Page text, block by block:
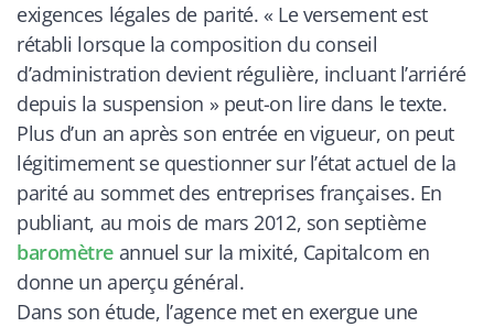
exigences légales de parité. « Le versement est
rétabli lorsque la composition du conseil
d’administration devient régulière, incluant l’arriéré
depuis la suspension » peut-on lire dans le texte.
Plus d’un an après son entrée en vigueur, on peut
légitimement se questionner sur l’état actuel de la
parité au sommet des entreprises françaises. En
publiant, au mois de mars 2012, son septième
baromètreannuel sur la mixité, Capitalcom en
donne un aperçu général.
Dans son étude, l’agence met en exergue une